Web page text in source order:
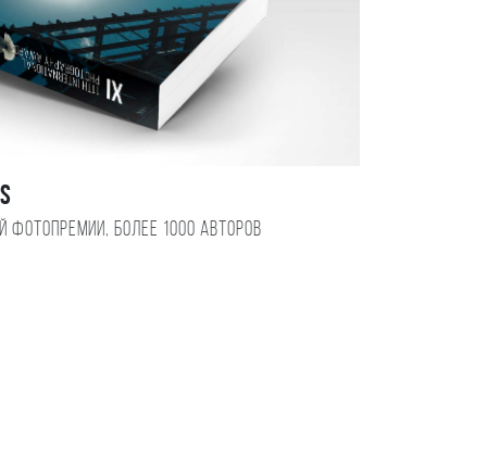
фотопремии, более 1000 авторов